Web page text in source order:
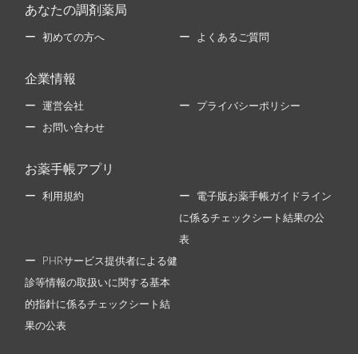
あなたの調剤薬局
初めての方へ よくあるご質問
企業情報
運営会社 プライバシーポリシー
お問い合わせ
お薬手帳アプリ
利用規約 電子版お薬手帳ガイドライン
に係るチェックシート結果の公
表
PHRサービス提供者による健
診等情報の取扱いに関する基本
的指針に係るチェックシート結
果の公表